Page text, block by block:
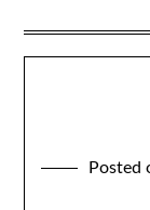
Posted